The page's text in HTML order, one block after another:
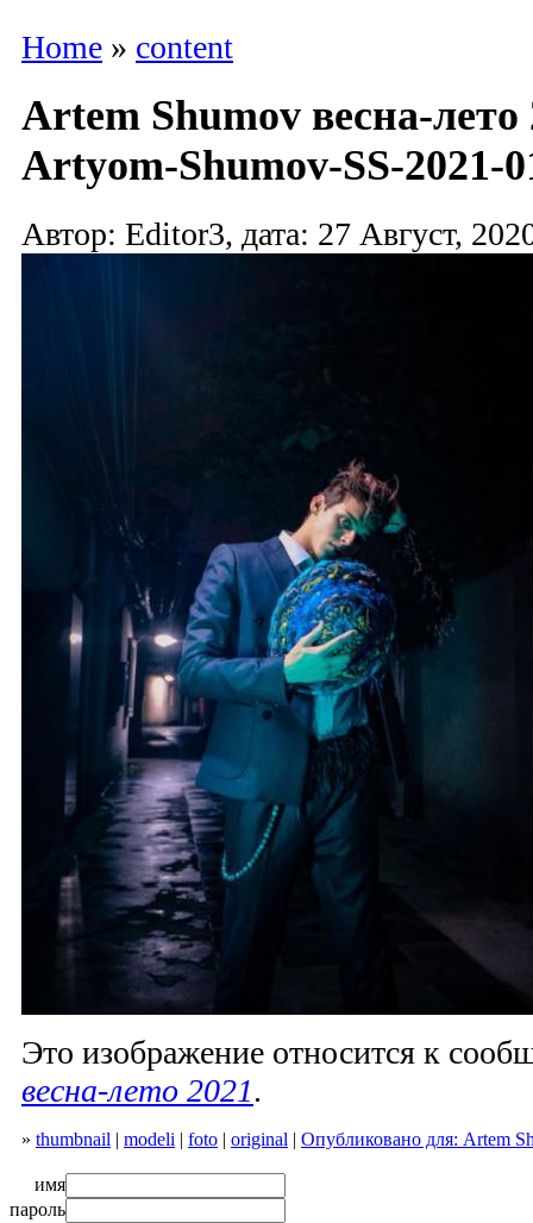
Home » content
Artem Shumov весна-лето
Artyom-Shumov-SS-2021-
Автор: Editor3, дата: 27 Август,
Это изображение относится к
весна-лето 2021.
» thumbnail | modeli | foto | original | Опубликовано для: Artem
имя
пароль